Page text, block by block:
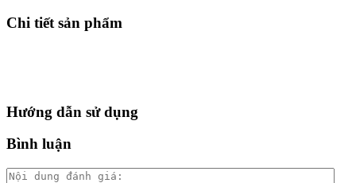
Chi tiết sản phẩm
Hướng dẫn sử dụng
Bình luận